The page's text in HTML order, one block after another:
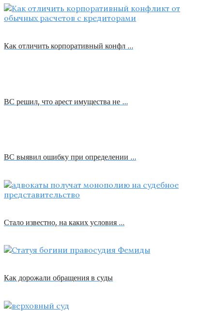
Как отличить корпоративный конфл …
ВС решил, что арест имущества не …
ВС выявил ошибку при определении …
Стало известно, на каких условия …
Как дорожали обращения в суды